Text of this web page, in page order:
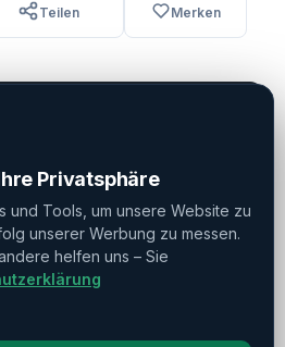
Teilen Merken
weitere Fragen?
Sie uns!
Privatsphäre
und Tools, um unsere Website zu
unserer Werbung zu messen.
helfen uns – Sie